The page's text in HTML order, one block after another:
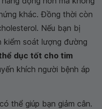
khác. Đồng thời còn
Nếu bạn bị
kiểm soát lượng đường
dục tốt cho tim
khích người bệnh áp
có thể giúp bạn giảm cân.